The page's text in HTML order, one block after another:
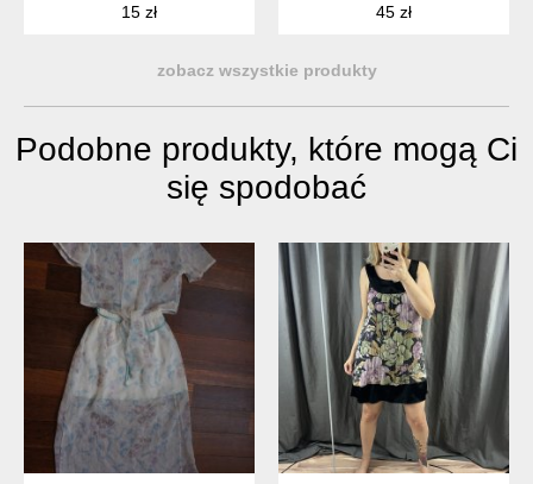
15 zł
45 zł
zobacz wszystkie produkty
Podobne produkty, które mogą Ci
się spodobać